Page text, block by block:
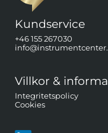
Kundservice
+46 155 267030
Villkor &
Integritetspolicy
Cookies